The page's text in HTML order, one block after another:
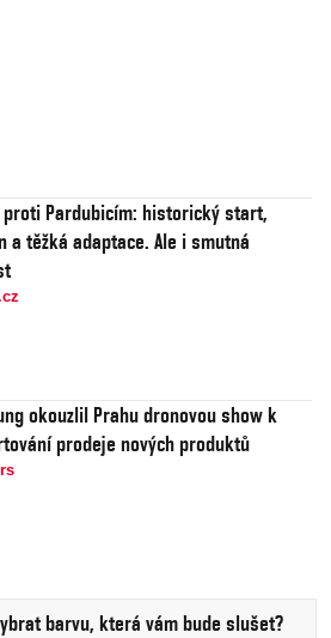
proti Pardubicím: historický start,
a těžká adaptace. Ale i smutná
okouzlil Prahu dronovou show k
prodeje nových produktů
barvu, která vám bude slušet?